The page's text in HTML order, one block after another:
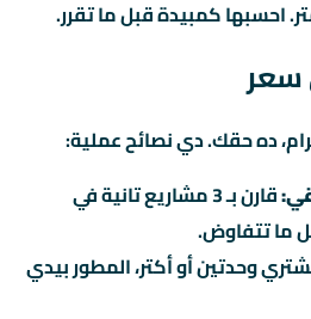
سعر
ده حقك. دي نصائح عملية:
قارن بـ 3 مشاريع تانية في
ما تتفاوض.
وحدتين أو أكتر، المطور بيدي